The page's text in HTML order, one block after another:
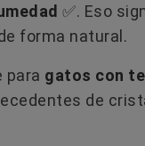
​✅​. Eso
forma natural.
para gatos con
de